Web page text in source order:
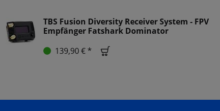
TBS Fusion Diversity Receiver System - FPV
Empfänger Fatshark Dominator
139,90 € *